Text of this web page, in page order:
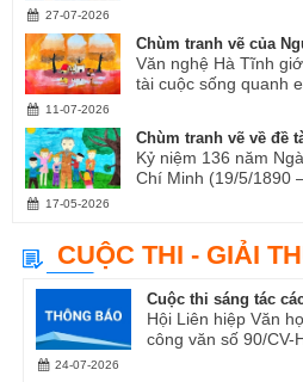
27-07-2026
Chùm tranh vẽ của
Văn nghệ Hà Tĩnh
tài cuộc sống quanh
11-07-2026
Chùm tranh vẽ về đề
Kỷ niệm 136 năm
Chí Minh (19/5/1890
17-05-2026
CUỘC THI - GIẢI
Cuộc thi sáng tác
Hội Liên hiệp Văn
công văn số 90/CV-
24-07-2026